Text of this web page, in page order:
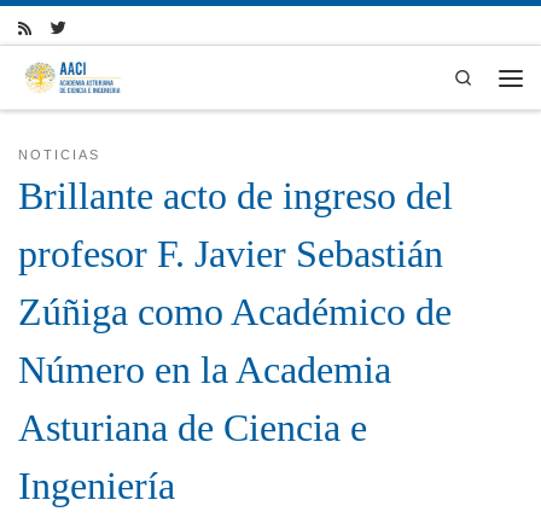
Skip to content
Search
NOTICIAS
Brillante acto de ingreso del
profesor F. Javier Sebastián
Zúñiga como Académico de
Número en la Academia
Asturiana de Ciencia e
Ingeniería